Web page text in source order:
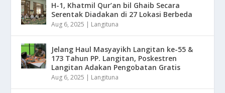
H-1, Khatmil Qur’an bil Ghaib Secara
Serentak Diadakan di 27 Lokasi Berbeda
Aug 6, 2025 | Langituna
Jelang Haul Masyayikh Langitan ke-55 &
173 Tahun PP. Langitan, Poskestren
Langitan Adakan Pengobatan Gratis
Aug 6, 2025 | Langituna